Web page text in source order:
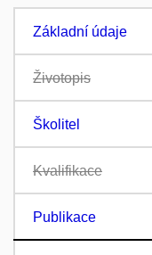
Základní údaje
Životopis
Školitel
Kvalifikace
Publikace